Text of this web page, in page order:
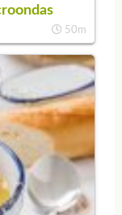
50m